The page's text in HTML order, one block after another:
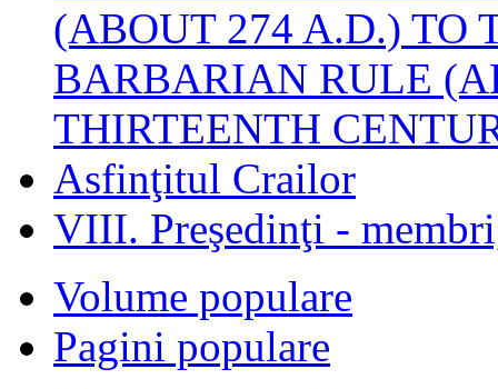
(ABOUT 274 A.D.) TO
BARBARIAN RULE
THIRTEENTH
Asfinţitul Crailor
VIII. Preşedinţi -
Volume populare
Pagini populare